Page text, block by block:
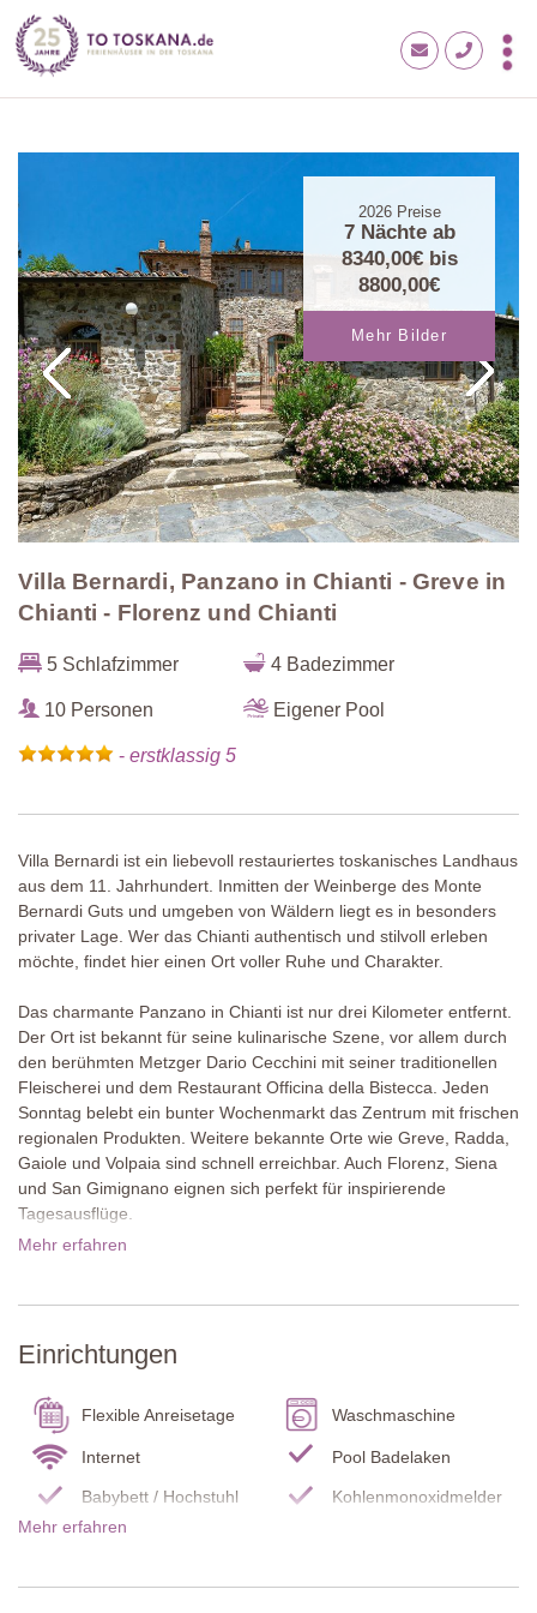
2026Preise
7 Nächte ab
8340,00€bis
8800,00€
Mehr Bilder
Villa Bernardi, Panzano in Chianti - Greve in
Chianti - Florenz und Chianti
5 Schlafzimmer 4 Badezimmer
10 Personen Eigener Pool
- erstklassig 5
Villa Bernardi ist ein liebevoll restauriertes toskanisches Landhaus
aus dem 11. Jahrhundert. Inmitten der Weinberge des Monte
Bernardi Guts und umgeben von Wäldern liegt es in besonders
privater Lage. Wer das Chianti authentisch und stilvoll erleben
möchte, findet hier einen Ort voller Ruhe und Charakter.
Das charmante Panzano in Chianti ist nur drei Kilometer entfernt.
Der Ort ist bekannt für seine kulinarische Szene, vor allem durch
den berühmten Metzger Dario Cecchini mit seiner traditionellen
Fleischerei und dem Restaurant Officina della Bistecca. Jeden
Sonntag belebt ein bunter Wochenmarkt das Zentrum mit frischen
regionalen Produkten. Weitere bekannte Orte wie Greve, Radda,
Gaiole und Volpaia sind schnell erreichbar. Auch Florenz, Siena
und San Gimignano eignen sich perfekt für inspirierende
Tagesausflüge.
Das aus Naturstein gebaute Haus ist von großzügigen, gepflegten
und möblierte Terrassen mit bunt bepflanzten Blumenkästen aus
ist der 15 Meter lange Pool, eingebettet zwischen Bäumen, die
Im Inneren trifft der historische Charme des Ferienhauses auf
stilvollem Wohnkomfort. Holzbalkendecken, Ziegelgewölbe,
freigelegter Naturstein und warme, natürliche Farben schaffen
eine einladende Atmosphäre. Die Einrichtung vereint antike
Einzelstücke mit modernen Elementen, ergänzt durch weiche
außerdem ein gut ausgestatteter Fitnessraum zur Verfügung für
Mehr erfahren
Einrichtungen
Flexible Anreisetage Waschmaschine
Internet Pool Badelaken
Babybett / Hochstuhl
Kohlenmonoxidmelder
Rauchmelder
Mehr erfahren